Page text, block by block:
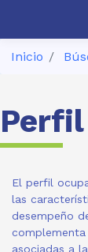
Inicio
El perfil
las
desempeño
asociadas a